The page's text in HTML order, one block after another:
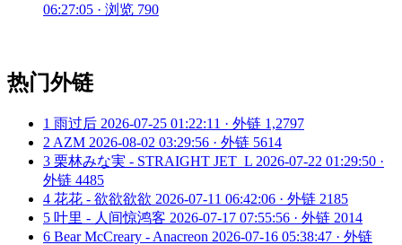
06:27:05 · 浏览 790
热门外链
1 雨过后 2026-07-25 01:22:11 · 外链 1,2797
2 AZM 2026-08-02 03:29:56 · 外链 5614
3 栗林みな実 - STRAIGHT JET_L 2026-07-22 01:29:50 ·
外链 4485
4 花花 - 欲欲欲欲 2026-07-11 06:42:06 · 外链 2185
5 叶里 - 人间惊鸿客 2026-07-17 07:55:56 · 外链 2014
6 Bear McCreary - Anacreon 2026-07-16 05:38:47 · 外链